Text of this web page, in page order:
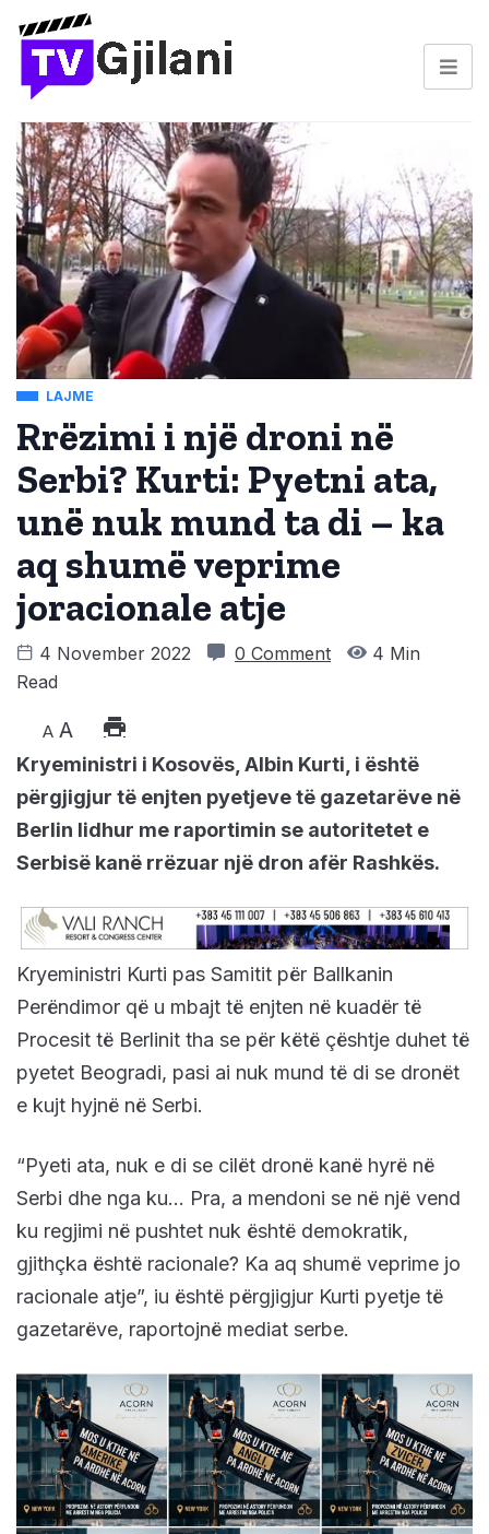
LAJME
Rrëzimi i një droni në
Serbi? Kurti: Pyetni ata,
unë nuk mund ta di – ka
aq shumë veprime
joracionale atje
4 November 2022 0 Comment
4 Min
Read
A A
Kryeministri i Kosovës, Albin Kurti, i është
përgjigjur të enjten pyetjeve të gazetarëve në
Berlin lidhur me raportimin se autoritetet e
Serbisë kanë rrëzuar një dron afër Rashkës.
Kryeministri Kurti pas Samitit për Ballkanin
Perëndimor që u mbajt të enjten në kuadër të
Procesit të Berlinit tha se për këtë çështje duhet të
pyetet Beogradi, pasi ai nuk mund të di se dronët
e kujt hyjnë në Serbi.
“Pyeti ata, nuk e di se cilët dronë kanë hyrë në
Serbi dhe nga ku… Pra, a mendoni se në një vend
ku regjimi në pushtet nuk është demokratik,
gjithçka është racionale? Ka aq shumë veprime jo
racionale atje”, iu është përgjigjur Kurti pyetje të
gazetarëve, raportojnë mediat serbe.